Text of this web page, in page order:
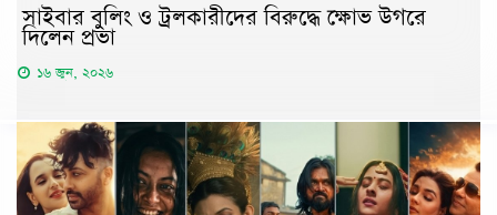
সাইবার বুলিং ও ট্রলকারীদের বিরুদ্ধে ক্ষোভ উগরে
দিলেন প্রভা
১৬ জুন, ২০২৬